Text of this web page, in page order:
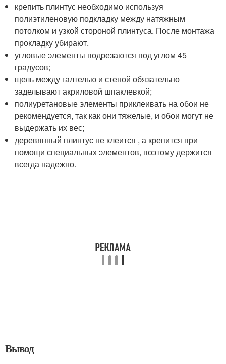
крепить плинтус необходимо используя
полиэтиленовую подкладку между натяжным
потолком и узкой стороной плинтуса. После монтажа
прокладку убирают.
угловые элементы подрезаются под углом 45
градусов;
щель между галтелью и стеной обязательно
заделывают акриловой шпаклевкой;
полиуретановые элементы приклеивать на обои не
рекомендуется, так как они тяжелые, и обои могут не
выдержать их вес;
деревянный плинтус не клеится , а крепится при
помощи специальных элементов, поэтому держится
всегда надежно.
Вывод